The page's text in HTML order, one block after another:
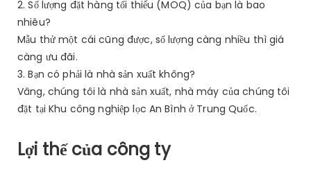
2. Số lượng đặt hàng tối thiểu (MOQ) của bạn là bao
nhiêu?
Mẫu thử một cái cũng được, số lượng càng nhiều thì giá
càng ưu đãi.
3. Bạn có phải là nhà sản xuất không?
Vâng, chúng tôi là nhà sản xuất, nhà máy của chúng tôi
đặt tại Khu công nghiệp lọc An Bình ở Trung Quốc.
Lợi thế của công ty